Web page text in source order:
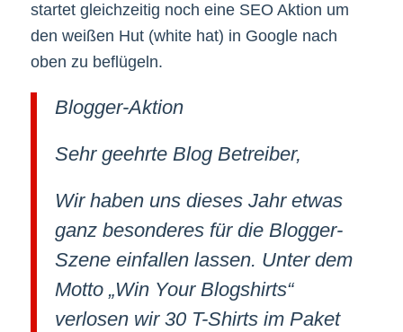
startet gleichzeitig noch eine SEO Aktion um
den weißen Hut (white hat) in Google nach
oben zu beflügeln.
Blogger-Aktion
Sehr geehrte Blog Betreiber,
Wir haben uns dieses Jahr etwas
ganz besonderes für die Blogger-
Szene einfallen lassen. Unter dem
Motto „Win Your Blogshirts“
verlosen wir 30 T-Shirts im Paket